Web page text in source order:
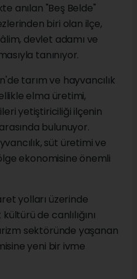
anılan "Beş Belde"
biri olan ilçe,
devlet adamı ve
tanınıyor.
tarım ve hayvancılık
elma üretimi,
yetiştiriciliği ilçenin
bulunuyor.
süt üretimi ve
ekonomisine önemli
yolları üzerinde
de canlılığını
sektöründe yaşanan
yeni bir ivme